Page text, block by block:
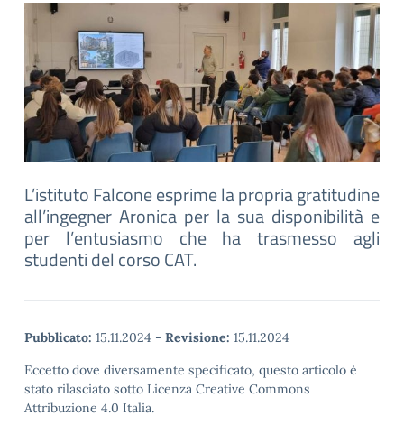
L’istituto Falcone esprime la propria gratitudine
all’ingegner Aronica per la sua disponibilità e
per l’entusiasmo che ha trasmesso agli
studenti del corso CAT.
Pubblicato: 15.11.2024 - Revisione: 15.11.2024
Eccetto dove diversamente specificato, questo articolo è
stato rilasciato sotto Licenza Creative Commons
Attribuzione 4.0 Italia.